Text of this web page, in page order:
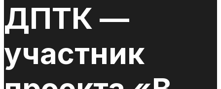
ДПТК —
участник